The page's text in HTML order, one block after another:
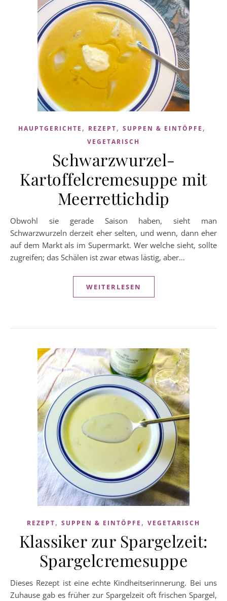
HAUPTGERICHTE , REZEPT, SUPPEN & EINTÖPFE ,
VEGETARISCH
Schwarzwurzel-
Kartoffelcremesuppe mit
Meerrettichdip
Obwohl sie gerade Saison haben, sieht man
Schwarzwurzeln derzeit eher selten, und wenn, dann eher
auf dem Markt als im Supermarkt. Wer welche sieht, sollte
zugreifen; das Schälen ist zwar etwas lästig, aber…
WEITERLESEN
REZEPT, SUPPEN & EINTÖPFE , VEGETARISCH
Klassiker zur Spargelzeit:
Spargelcremesuppe
Dieses Rezept ist eine echte Kindheitserinnerung. Bei uns
Zuhause gab es früher zur Spargelzeit oft frischen Spargel,